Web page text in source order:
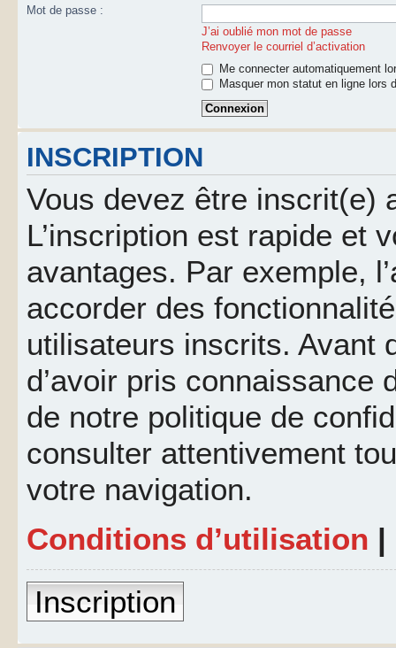
Mot de passe :
J’ai oublié mon mot de passe
Renvoyer le courriel d’activation
Me connecter automatiquement
Masquer mon statut en ligne lors
INSCRIPTION
Vous devez être inscrit(e)
L’inscription est rapide et
avantages. Par exemple,
accorder des
utilisateurs inscrits. Avant
d’avoir pris connaissance
de notre politique de
consulter attentivement
votre navigation.
Conditions d’utilisation |
Inscription